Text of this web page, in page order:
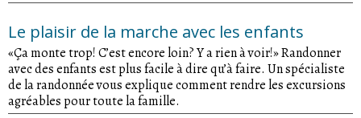
Le plaisir de la marche avec les enfants
«Ça monte trop! C’est encore loin? Y a rien à voir!» Randonner
avec des enfants est plus facile à dire qu’à faire. Un spécialiste
de la randonnée vous explique comment rendre les excursions
agréables pour toute la famille.